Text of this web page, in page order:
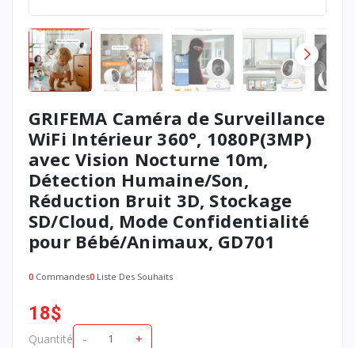
GRIFEMA Caméra de Surveillance
WiFi Intérieur 360°, 1080P(3MP)
avec Vision Nocturne 10m,
Détection Humaine/Son,
Réduction Bruit 3D, Stockage
SD/Cloud, Mode Confidentialité
pour Bébé/Animaux, GD701
0 Commandes0 Liste Des Souhaits
18$
Quantité - +